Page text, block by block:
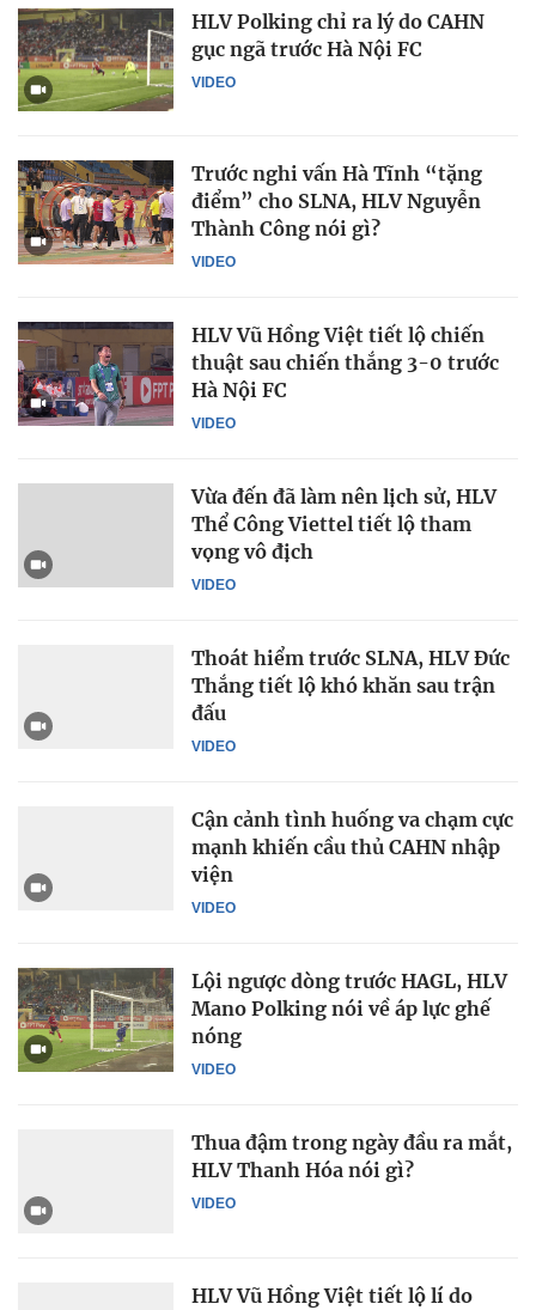
VIDEO
HLV Polking chỉ ra lý do CAHN
gục ngã trước Hà Nội FC
VIDEO
Trước nghi vấn Hà Tĩnh “tặng
điểm” cho SLNA, HLV Nguyễn
Thành Công nói gì?
VIDEO
HLV Vũ Hồng Việt tiết lộ chiến
thuật sau chiến thắng 3-0 trước
Hà Nội FC
VIDEO
Vừa đến đã làm nên lịch sử, HLV
Thể Công Viettel tiết lộ tham
vọng vô địch
VIDEO
Thoát hiểm trước SLNA, HLV Đức
Thắng tiết lộ khó khăn sau trận
đấu
VIDEO
Cận cảnh tình huống va chạm cực
mạnh khiến cầu thủ CAHN nhập
viện
VIDEO
Lội ngược dòng trước HAGL, HLV
Mano Polking nói về áp lực ghế
nóng
VIDEO
Thua đậm trong ngày đầu ra mắt,
HLV Thanh Hóa nói gì?
HLV Vũ Hồng Việt tiết lộ lí do